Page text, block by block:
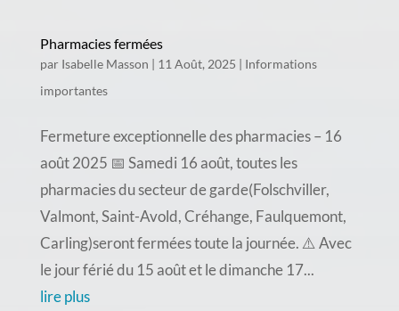
Pharmacies fermées
par Isabelle Masson | 11 Août, 2025 | Informations
importantes
Fermeture exceptionnelle des pharmacies – 16
août 2025 📅 Samedi 16 août, toutes les
pharmacies du secteur de garde(Folschviller,
Valmont, Saint-Avold, Créhange, Faulquemont,
Carling)seront fermées toute la journée. ⚠️ Avec
le jour férié du 15 août et le dimanche 17...
lire plus